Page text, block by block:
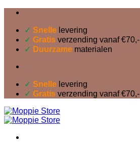
inhoud✓ Snelle levering
✓ Gratis verzending vanaf €70,-
✓ Duurzame materialen
✓ Snelle levering
✓ Gratis verzending vanaf €70,-